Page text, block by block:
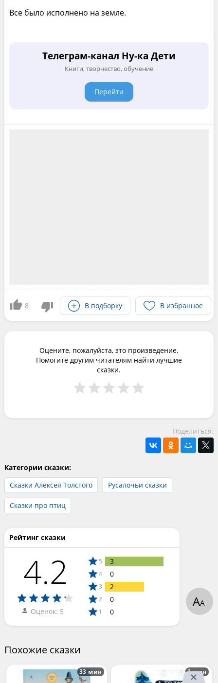
Все было исполнено на земле.
Телеграм-канал Ну-ка Дети
Книги, творчество, обучение
Перейти
8 В подборку В избранное
Оцените, пожалуйста, это произведение.
Помогите другим читателям найти лучшие
сказки.
Поделиться:
Категории сказки:
Сказки Алексея Толстого
Русалочьи сказки
Сказки про птиц
Рейтинг сказки
4.2
Оценок: 5
5 3
4 0
3 2
2 0
1 0
Похожие сказки
33 мин 3 мин
АА